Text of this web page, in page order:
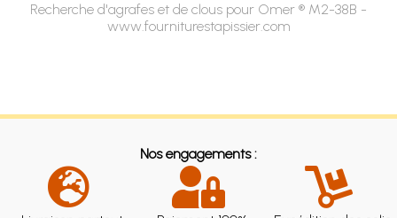
Recherche d'agrafes et de clous pour Omer ® M2-38B -
www.fourniturestapissier.com
Nos engagements :